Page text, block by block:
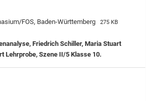
FOS, Baden-Württemberg 275 KB
Friedrich Schiller, Maria Stuart
Lehrprobe, Szene II/5 Klasse 10.